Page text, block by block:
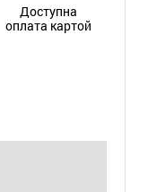
Доступна
оплата картой